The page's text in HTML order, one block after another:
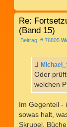
Re:
(Band 15)
Beitrag: # 76805B
r
a
Oder
welchen
Im Gegenteil -
sowas halt,
Skrupel,